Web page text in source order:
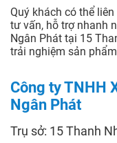
Quý khách có thể
tư vấn, hỗ trợ nhanh
Ngân Phát tại 15
trải nghiệm sản
Công ty TNHH
Ngân Phát
Trụ sở: 15 Thanh